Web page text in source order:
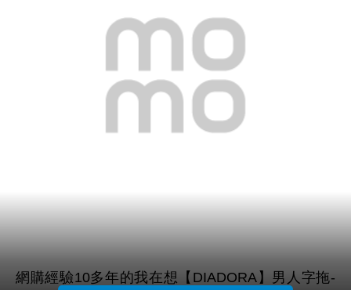
網購經驗10多年的我在想【DIADORA】男人字拖-